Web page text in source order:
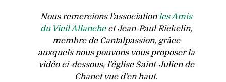
Nous remercions l'associationles Amis
du Vieil Allancheet Jean-Paul Rickelin,
membre de Cantalpassion, grâce
auxquels nous pouvons vous proposer la
vidéo ci-dessous, l'église Saint-Julien de
Chanet vue d'en haut.